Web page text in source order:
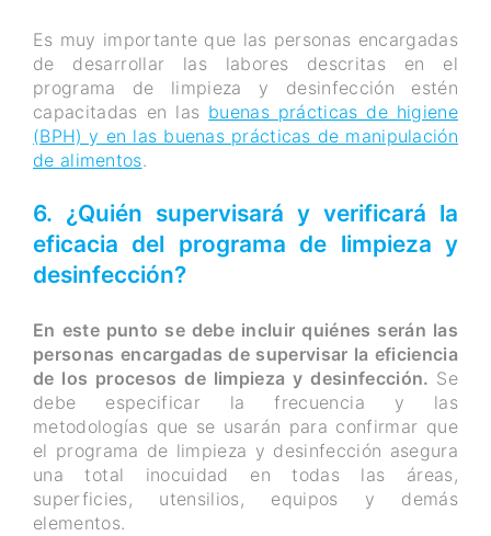
Es muy importante que las personas encargadas
de desarrollar las labores descritas en el
programa de limpieza y desinfección estén
capacitadas en las buenas prácticas de higiene
(BPH) y en las buenas prácticas de manipulación
de alimentos.
6. ¿Quién supervisará y verificará la
eficacia del programa de limpieza y
desinfección?
En este punto se debe incluir quiénes serán las
personas encargadas de supervisar la eficiencia
de los procesos de limpieza y desinfección. Se
debe especificar la frecuencia y las
metodologías que se usarán para confirmar que
el programa de limpieza y desinfección asegura
una total inocuidad en todas las áreas,
superficies, utensilios, equipos y demás
elementos.